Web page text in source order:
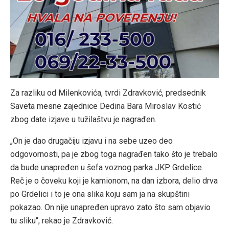
Za razliku od Milenkovića, tvrdi Zdravković, predsednik
Saveta mesne zajednice Dedina Bara Miroslav Kostić
zbog date izjave u tužilaštvu je nagrađen.
„On je dao drugačiju izjavu i na sebe uzeo deo
odgovornosti, pa je zbog toga nagrađen tako što je trebalo
da bude unapređen u šefa voznog parka JKP Grdelice.
Reč je o čoveku koji je kamionom, na dan izbora, delio drva
po Grdelici i to je ona slika koju sam ja na skupštini
pokazao. On nije unapređen upravo zato što sam objavio
tu sliku“, rekao je Zdravković.